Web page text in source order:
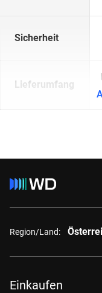
Sicherheit
Lieferumfang
Region/Land:
Einkaufen